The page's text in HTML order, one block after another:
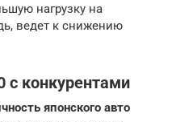
нагрузку на
ведет к снижению
с конкурентами
японского авто